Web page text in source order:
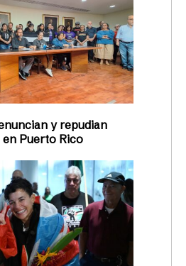
y repudian
Puerto Rico